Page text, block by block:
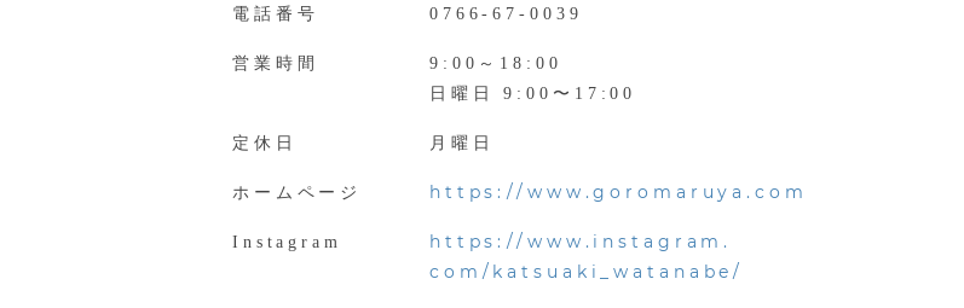
電話番号 0766-67-0039
営業時間
9:00～18:00
日曜日 9:00〜17:00
定休日 月曜日
ホームページ https://www.goromaruya.com
Instagram
https://www.instagram.
com/katsuaki_watanabe/